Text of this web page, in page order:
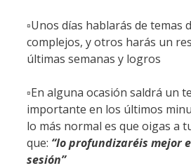
▫️Unos días hablarás de temas
complejos, y otros harás un
últimas semanas y logros
▫️En alguna ocasión saldrá un
importante en los últimos
lo más normal es que oigas a
que: “lo profundizaréis mejor
sesión”